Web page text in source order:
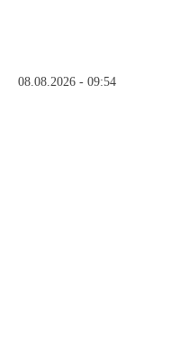
08.08.2026 - 09:54